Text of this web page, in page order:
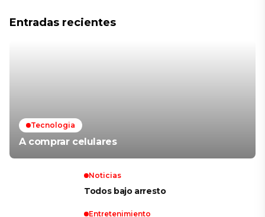
Entradas recientes
Tecnologia
A comprar celulares
Noticias
Todos bajo arresto
Entretenimiento